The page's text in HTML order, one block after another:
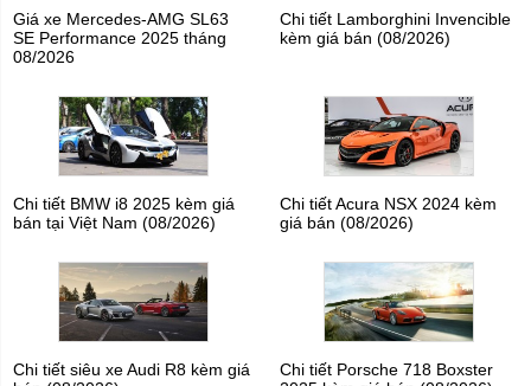
Giá xe Mercedes-AMG SL63
SE Performance 2025 tháng
08/2026
Chi tiết Lamborghini Invencible
kèm giá bán (08/2026)
Chi tiết BMW i8 2025 kèm giá
bán tại Việt Nam (08/2026)
Chi tiết Acura NSX 2024 kèm
giá bán (08/2026)
Chi tiết siêu xe Audi R8 kèm giá
Chi tiết Porsche 718 Boxster